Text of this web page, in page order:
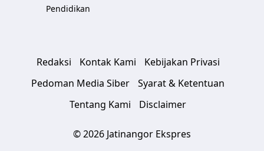
Pendidikan
Redaksi Kontak Kami
Kebijakan Privasi
Pedoman Media Siber
Syarat & Ketentuan
Tentang Kami
Disclaimer
© 2026 Jatinangor Ekspres